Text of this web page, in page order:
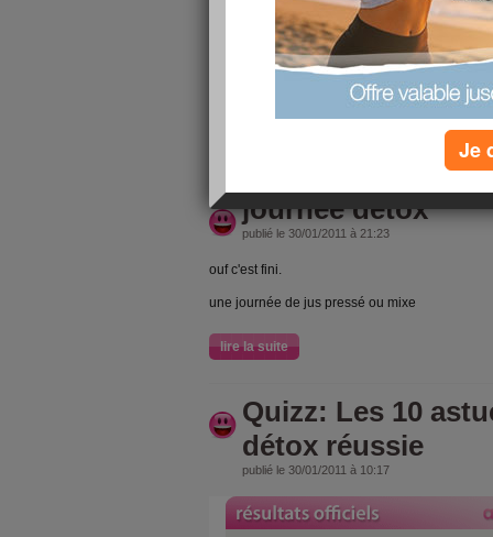
une nouvelle
publié le 31/01/2011 à 20:53
journée detox
publié le 30/01/2011 à 21:23
ouf c'est fini.
une journée de jus pressé ou mixe
lire la suite
Quizz: Les 10
détox réussie
publié le 30/01/2011 à 10:17
Je